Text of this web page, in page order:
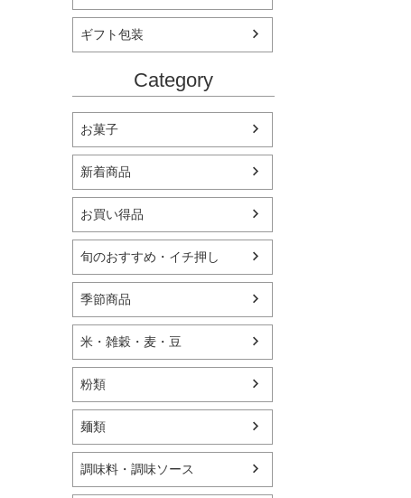
ギフト包装
Category
お菓子
新着商品
お買い得品
旬のおすすめ・イチ押し
季節商品
米・雑穀・麦・豆
粉類
麺類
調味料・調味ソース